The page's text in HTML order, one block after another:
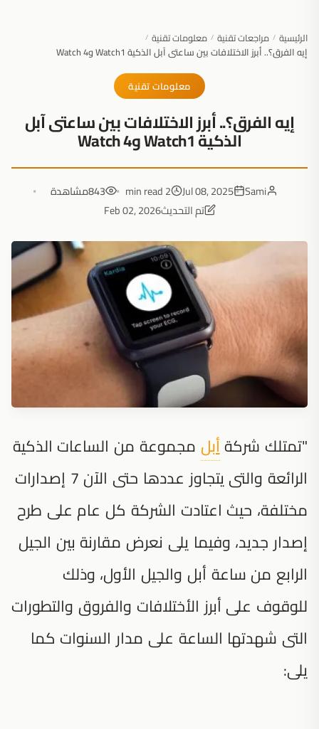
الرئيسية / مراجعات تقنية / معلومات تقنية /
إيه الفرق؟.. أبرز الاختلافات بين ساعتى آبل الذكية Watch1 وWatch 4
معلومات تقنية
إيه الفرق؟.. أبرز الاختلافات بين ساعتى آبل
الذكية Watch1 وWatch 4
Sami
Jul 08, 2025
2 min read
843مشاهدة
تم التحديثFeb 02, 2026
"تمتلك شركةأبل مجموعة من الساعات الذكية
الرائعة والتى يتجاوز عددها حتى الآن 7 إصدارات
مختلفة، حيث اعتادت الشركة كل عام على طرح
إصدار جديد، وفيما يلى نعرض مقارنة بين الجيل
الرابع من ساعة أبل والجيل الأول، وذلك
للوقوف على أبرز الأختلافات والفروق والتطورات
التى شهدتها الساعة على مدار السنوات كما
يلى: